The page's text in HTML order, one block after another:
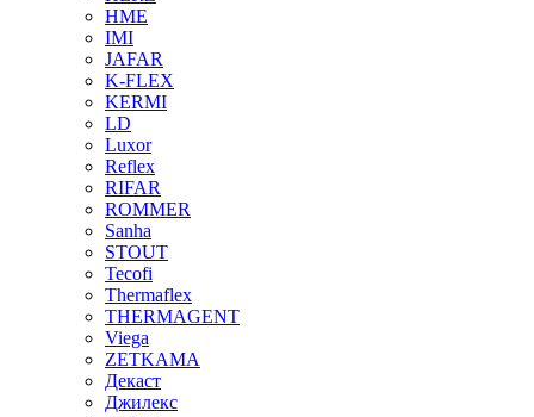
HME
IMI
JAFAR
K-FLEX
KERMI
LD
Luxor
Reflex
RIFAR
ROMMER
Sanha
STOUT
Tecofi
Thermaflex
THERMAGENT
Viega
ZETKAMA
Декаст
Джилекс